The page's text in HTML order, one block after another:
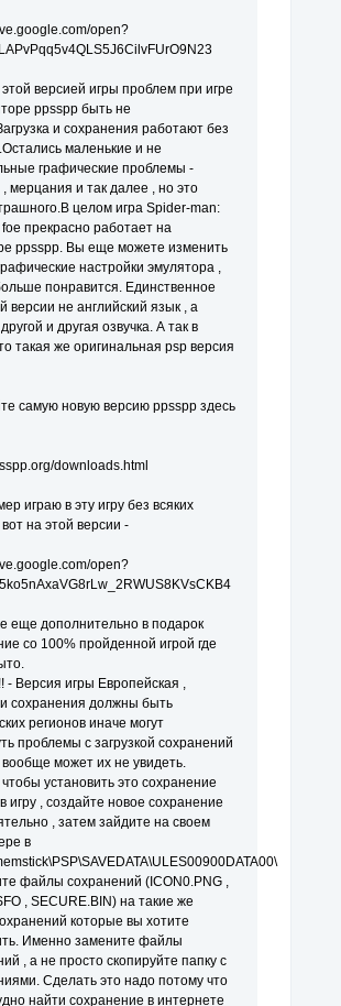
open?
этой версией игры проблем при игре
ppsspp быть не
и сохранения работают без
маленькие и не
графические проблемы -
мерцания и так далее , но это
целом игра Spider-man:
foe прекрасно работает на
ppsspp. Вы еще можете изменить
настройки эмулятора ,
понравится. Единственное
версии не английский язык , а
и другая озвучка. А так в
такая же оригинальная psp версия
самую новую версию ppsspp здесь
downloads.html
играю в эту игру без всяких
на этой версии -
open?
еще дополнительно в подарок
со 100% пройденной игрой где
Версия игры Европейская ,
сохранения должны быть
регионов иначе могут
проблемы с загрузкой сохранений
вообще может их не увидеть.
установить это сохранение
игру , создайте новое сохранение
, затем зайдите на своем
в
файлы сохранений (ICON0.PNG ,
, SECURE.BIN) на такие же
которые вы хотите
Именно замените файлы
, а не просто скопируйте папку с
Сделать это надо потому что
найти сохранение в интернете